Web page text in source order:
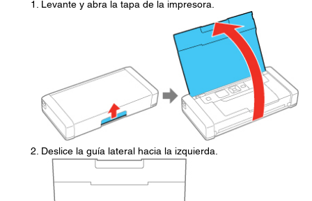
Levante y abra la tapa de la impresora.
Deslice la guía lateral hacia la izquierda.